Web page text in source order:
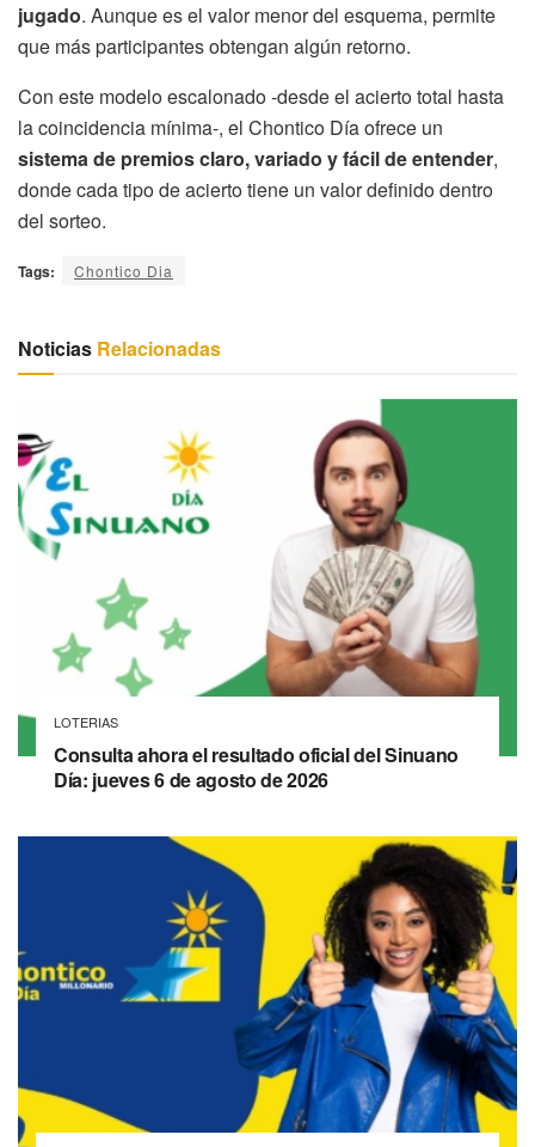
jugado. Aunque es el valor menor del esquema, permite
que más participantes obtengan algún retorno.
Con este modelo escalonado -desde el acierto total hasta
la coincidencia mínima-, el Chontico Día ofrece un
sistema de premios claro, variado y fácil de entender,
donde cada tipo de acierto tiene un valor definido dentro
del sorteo.
Tags: Chontico Dia
Noticias Relacionadas
LOTERIAS
Consulta ahora el resultado oficial del Sinuano
Día: jueves 6 de agosto de 2026